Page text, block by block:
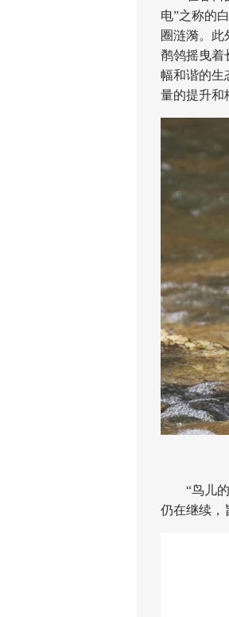
电”之称的
圈涟漪。此
鹡鸰摇曳着
幅和谐的生
量的提升和
“鸟儿的
仍在继续，